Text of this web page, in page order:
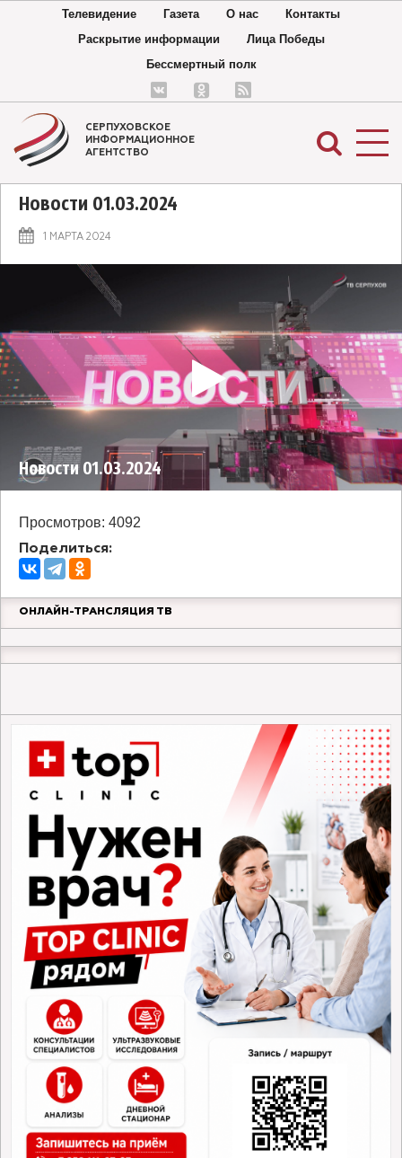
Телевидение Газета О нас
Контакты
Раскрытие информации
Лица Победы
Бессмертный полк
СЕРПУХОВСКОЕ
ИНФОРМАЦИОННОЕ
АГЕНТСТВО
Новости 01.03.2024
1 МАРТА 2024
Новости 01.03.2024
Просмотров: 4092
Поделиться:
ОНЛАЙН-ТРАНСЛЯЦИЯ ТВ